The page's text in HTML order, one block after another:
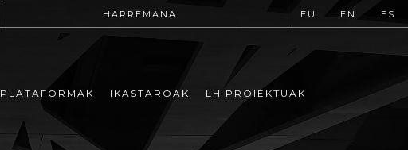
HARREMANA EU EN ES
PLATAFORMAK IKASTAROAK LH PROIEKTUAK